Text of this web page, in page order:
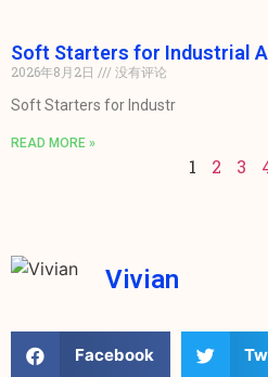
Soft Starters for Industrial
2026年8月2日
没有评论
Soft Starters for Industr
READ MORE »
1 2 3
Vivian
Facebook